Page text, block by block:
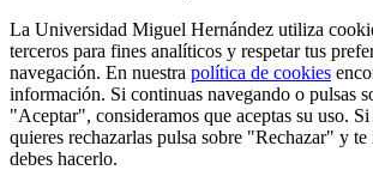
La Universidad Miguel Hernández utiliza
terceros para fines analíticos y respetar tus
navegación. En nuestra política de cookies
información. Si continuas navegando o pulsas
"Aceptar", consideramos que aceptas su uso.
quieres rechazarlas pulsa sobre "Rechazar" y
debes hacerlo.